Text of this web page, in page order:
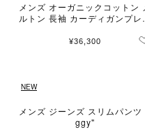
メンズ オーガニックコットン
ルトン 長袖 カーディガンプレ
e]
¥36,300
NEW
メンズ ジーンズ スリムパンツ
ggy"